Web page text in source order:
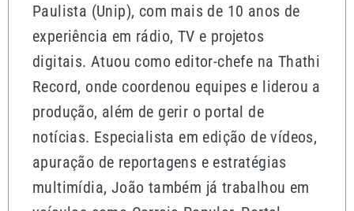
Paulista (Unip), com mais de 10 anos de
experiência em rádio, TV e projetos
digitais. Atuou como editor-chefe na Thathi
Record, onde coordenou equipes e liderou a
produção, além de gerir o portal de
notícias. Especialista em edição de vídeos,
apuração de reportagens e estratégias
multimídia, João também já trabalhou em